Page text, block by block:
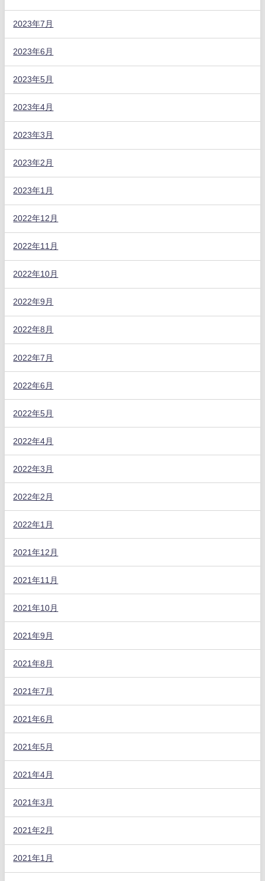
2023年7月
2023年6月
2023年5月
2023年4月
2023年3月
2023年2月
2023年1月
2022年12月
2022年11月
2022年10月
2022年9月
2022年8月
2022年7月
2022年6月
2022年5月
2022年4月
2022年3月
2022年2月
2022年1月
2021年12月
2021年11月
2021年10月
2021年9月
2021年8月
2021年7月
2021年6月
2021年5月
2021年4月
2021年3月
2021年2月
2021年1月